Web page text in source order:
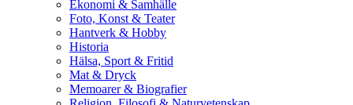
Ekonomi & Samhälle
Foto, Konst & Teater
Hantverk & Hobby
Historia
Hälsa, Sport & Fritid
Mat & Dryck
Memoarer & Biografier